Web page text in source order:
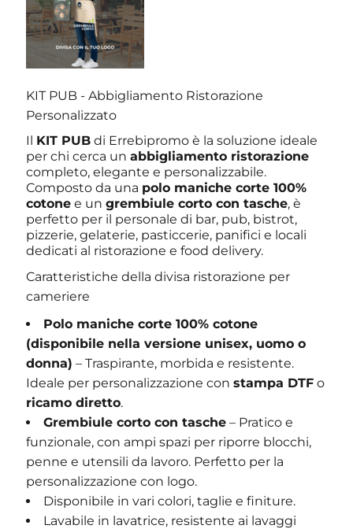
KIT PUB - Abbigliamento Ristorazione
Personalizzato
Il KIT PUB di Errebipromo è la soluzione ideale
per chi cerca unabbigliamento ristorazione
completo, elegante e personalizzabile.
Composto da una polo maniche corte 100%
cotone e ungrembiule corto con tasche, è
perfetto per il personale di bar, pub, bistrot,
pizzerie, gelaterie, pasticcerie, panifici e locali
dedicati al ristorazione e food delivery.
Caratteristiche della divisa ristorazione per
cameriere
Polo maniche corte 100% cotone
(disponibile nella versione unisex, uomo o
donna) – Traspirante, morbida e resistente.
Ideale per personalizzazione constampa DTF o
ricamo diretto.
Grembiule corto con tasche – Pratico e
funzionale, con ampi spazi per riporre blocchi,
penne e utensili da lavoro. Perfetto per la
personalizzazione con logo.
Disponibile in vari colori, taglie e finiture.
Lavabile in lavatrice, resistente ai lavaggi